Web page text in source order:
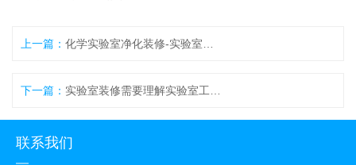
上一篇：
下一篇：
联系我们